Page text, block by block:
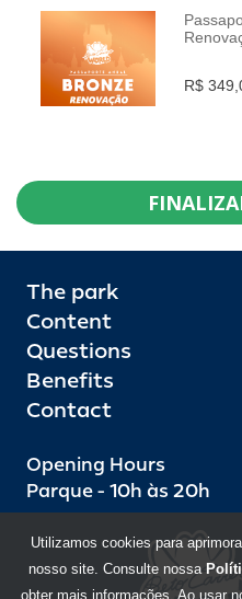
INFO
R$
The park
Content
Questions
Benefits
Contact
Opening Hours
Parque - 10h às 20h
Utilizamos cookies para
nosso site. Consulte nossa
obter mais informações. Ao usar